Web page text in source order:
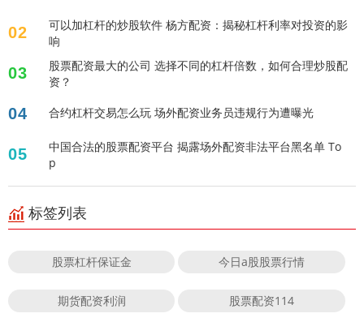
02
可以加杠杆的炒股软件 杨方配资：揭秘杠杆利率对投资的影
响
03
股票配资最大的公司 选择不同的杠杆倍数，如何合理炒股配
资？
04 合约杠杆交易怎么玩 场外配资业务员违规行为遭曝光
05
中国合法的股票配资平台 揭露场外配资非法平台黑名单 To
p
标签列表
股票杠杆保证金 今日a股股票行情
期货配资利润 股票配资114